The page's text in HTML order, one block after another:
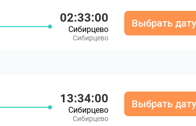
02:33:00
Сибирцево
Сибирцево
Выбрать дату
13:34:00
Сибирцево
Сибирцево
Выбрать дату